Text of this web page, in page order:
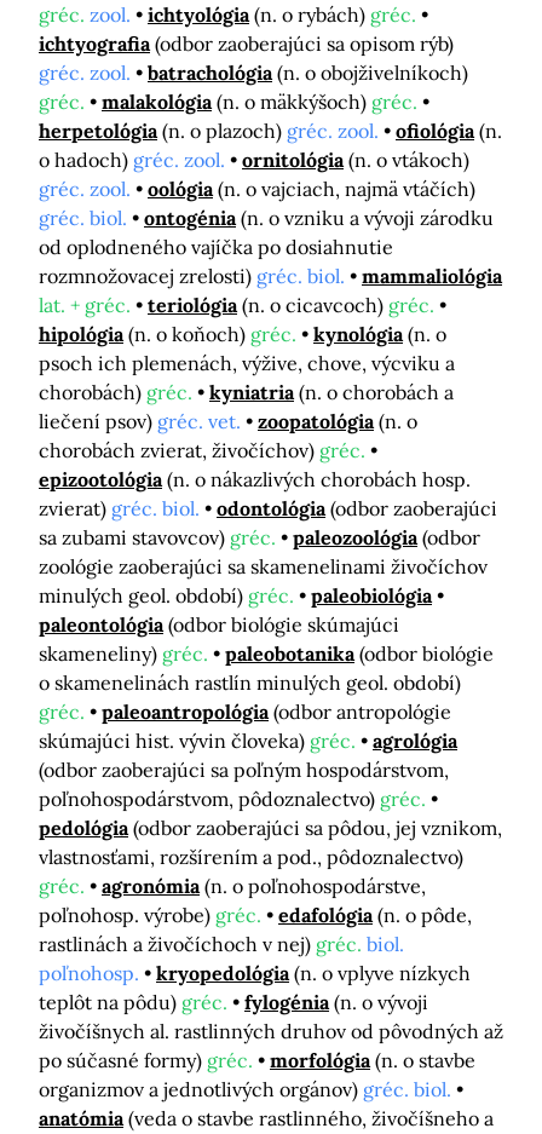
gréc. zool. ichtyológia (n. o rybách) gréc.
ichtyografia (odbor zaoberajúci sa opisom rýb)
gréc. zool.
batrachológia (n. o obojživelníkoch)
gréc.
malakológia (n. o mäkkýšoch) gréc.
herpetológia (n. o plazoch) gréc. zool. ofiológia (n.
o hadoch) gréc. zool. ornitológia (n. o vtákoch)
gréc. zool.
oológia (n. o vajciach, najmä vtáčích)
gréc. biol.
ontogénia (n. o vzniku a vývoji zárodku
od oplodneného vajíčka po dosiahnutie
rozmnožovacej zrelosti) gréc. biol.
mammaliológia
lat. + gréc.
teriológia (n. o cicavcoch) gréc.
hipológia (n. o koňoch) gréc. kynológia (n. o
psoch ich plemenách, výžive, chove, výcviku a
chorobách) gréc. kyniatria (n. o chorobách a
liečení psov) gréc. vet. zoopatológia (n. o
chorobách zvierat, živočíchov) gréc.
epizootológia (n. o nákazlivých chorobách hosp.
zvierat) gréc. biol. odontológia (odbor zaoberajúci
sa zubami stavovcov) gréc. paleozoológia (odbor
zoológie zaoberajúci sa skamenelinami živočíchov
minulých geol. období) gréc.
paleobiológia
paleontológia (odbor biológie skúmajúci
skameneliny) gréc. paleobotanika (odbor biológie
o skamenelinách rastlín minulých geol. období)
gréc.
paleoantropológia (odbor antropológie
skúmajúci hist. vývin človeka) gréc.
agrológia
(odbor zaoberajúci sa poľným hospodárstvom,
poľnohospodárstvom, pôdoznalectvo) gréc.
pedológia (odbor zaoberajúci sa pôdou, jej vznikom,
vlastnosťami, rozšírením a pod., pôdoznalectvo)
gréc.
agronómia (n. o poľnohospodárstve,
poľnohosp. výrobe) gréc. edafológia (n. o pôde,
rastlinách a živočíchoch v nej) gréc. biol.
poľnohosp.
kryopedológia (n. o vplyve nízkych
teplôt na pôdu) gréc. fylogénia (n. o vývoji
živočíšnych al. rastlinných druhov od pôvodných až
po súčasné formy) gréc. morfológia (n. o stavbe
organizmov a jednotlivých orgánov) gréc. biol.
anatómia (veda o stavbe rastlinného, živočíšneho a